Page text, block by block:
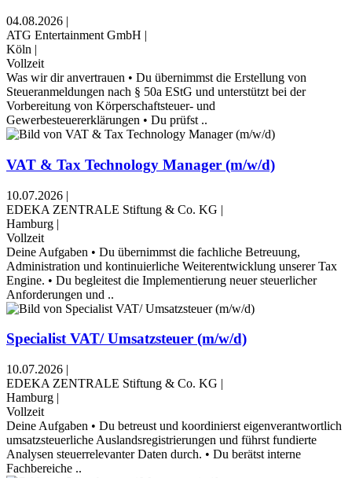
04.08.2026 |
ATG Entertainment GmbH |
Köln |
Vollzeit
Was wir dir anvertrauen • Du übernimmst die Erstellung von
Steueranmeldungen nach § 50a EStG und unterstützt bei der
Vorbereitung von Körperschaftsteuer- und
Gewerbesteuererklärungen • Du prüfst ..
VAT & Tax Technology Manager (m/w/d)
10.07.2026 |
EDEKA ZENTRALE Stiftung & Co. KG |
Hamburg |
Vollzeit
Deine Aufgaben • Du übernimmst die fachliche Betreuung,
Administration und kontinuierliche Weiterentwicklung unserer Tax
Engine. • Du begleitest die Implementierung neuer steuerlicher
Anforderungen und ..
Specialist VAT/ Umsatzsteuer (m/w/d)
10.07.2026 |
EDEKA ZENTRALE Stiftung & Co. KG |
Hamburg |
Vollzeit
Deine Aufgaben • Du betreust und koordinierst eigenverantwortlich
umsatzsteuerliche Auslandsregistrierungen und führst fundierte
Analysen steuerrelevanter Daten durch. • Du berätst interne
Fachbereiche ..